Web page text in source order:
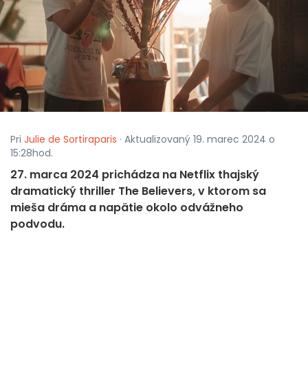
Pri Julie de Sortiraparis · Aktualizovaný 19. marec 2024 o
15:28hod.
27. marca 2024 prichádza na Netflix thajský
dramatický thriller The Believers, v ktorom sa
mieša dráma a napätie okolo odvážneho
podvodu.